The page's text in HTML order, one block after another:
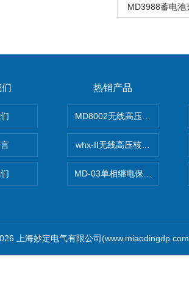
MD3988蓄电池
热销产品
MD8002无线高压核相仪
whx-II无线高压核相仪
MD-03单相继电保护测试仪价
上海妙定电气有限公司